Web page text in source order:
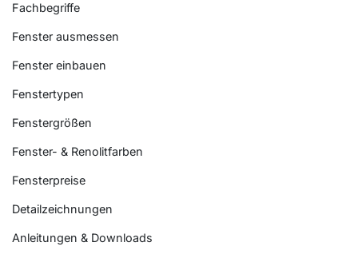
Fachbegriffe
Fenster ausmessen
Fenster einbauen
Fenstertypen
Fenstergrößen
Fenster- & Renolitfarben
Fensterpreise
Detailzeichnungen
Anleitungen & Downloads